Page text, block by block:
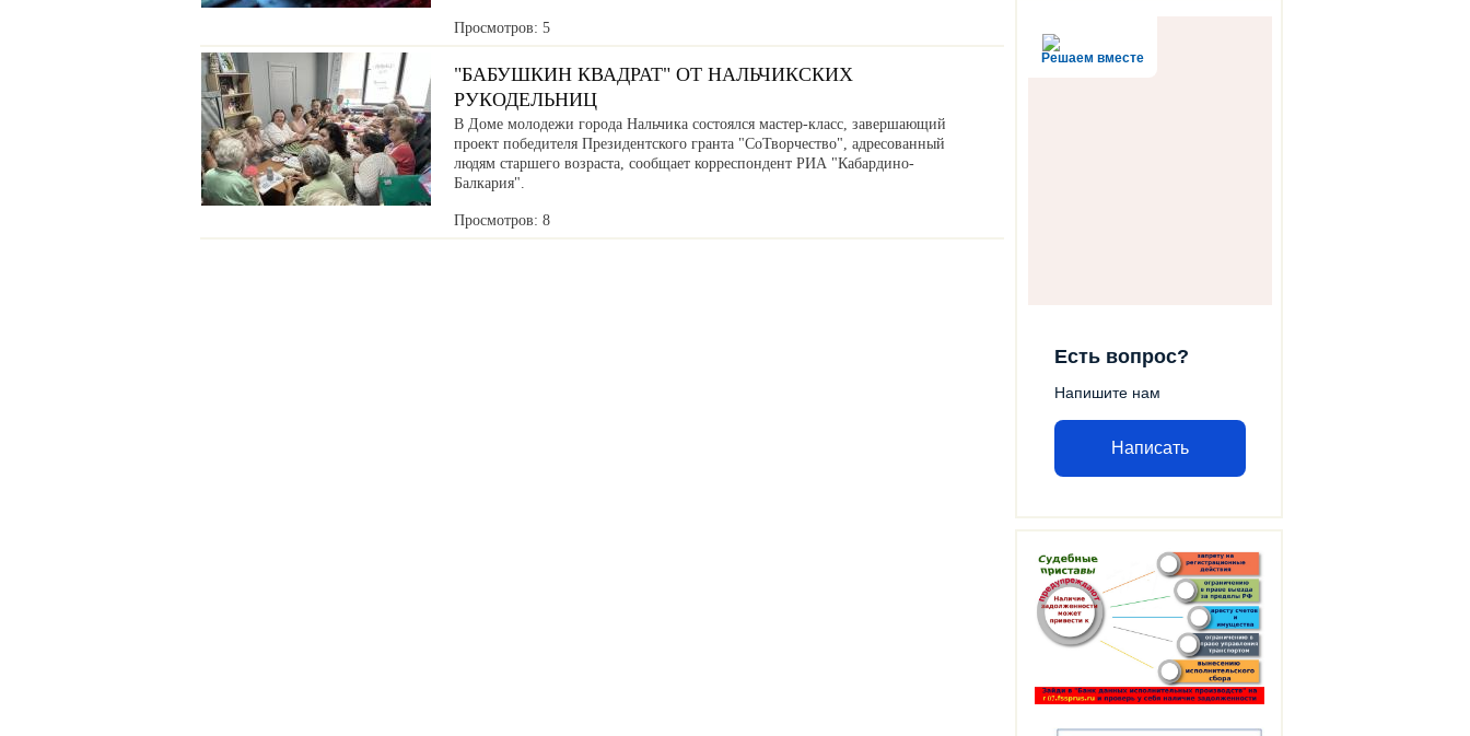
Решаем вместе
Есть вопрос?
Напишите нам
Написать
Просмотров: 5
"БАБУШКИН КВАДРАТ" ОТ НАЛЬЧИКСКИХ
РУКОДЕЛЬНИЦ
В Доме молодежи города Нальчика состоялся мастер-класс, завершающий
проект победителя Президентского гранта "СоТворчество", адресованный
людям старшего возраста, сообщает корреспондент РИА "Кабардино-
Балкария".
Просмотров: 8